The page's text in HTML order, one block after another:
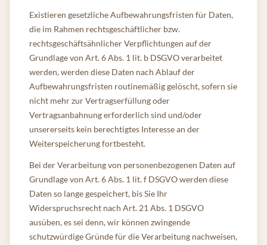
Existieren gesetzliche Aufbewahrungsfristen für Daten,
die im Rahmen rechtsgeschäftlicher bzw.
rechtsgeschäftsähnlicher Verpflichtungen auf der
Grundlage von Art. 6 Abs. 1 lit. b DSGVO verarbeitet
werden, werden diese Daten nach Ablauf der
Aufbewahrungsfristen routinemäßig gelöscht, sofern sie
nicht mehr zur Vertragserfüllung oder
Vertragsanbahnung erforderlich sind und/oder
unsererseits kein berechtigtes Interesse an der
Weiterspeicherung fortbesteht.
Bei der Verarbeitung von personenbezogenen Daten auf
Grundlage von Art. 6 Abs. 1 lit. f DSGVO werden diese
Daten so lange gespeichert, bis Sie Ihr
Widerspruchsrecht nach Art. 21 Abs. 1 DSGVO
ausüben, es sei denn, wir können zwingende
schutzwürdige Gründe für die Verarbeitung nachweisen,